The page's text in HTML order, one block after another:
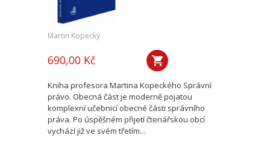
Martin Kopecký
690,00 Kč
Kniha profesora Martina Kopeckého Správní
právo. Obecná část je moderně pojatou
komplexní učebnicí obecné části správního
práva. Po úspěšném přijetí čtenářskou obcí
vychází již ve svém třetím...